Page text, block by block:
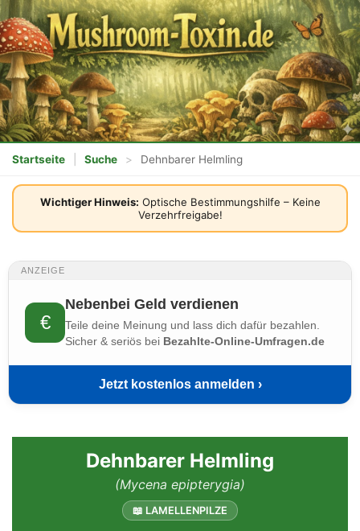
Startseite Suche > Dehnbarer Helmling
Wichtiger Hinweis: Optische Bestimmungshilfe – Keine
Verzehrfreigabe!
ANZEIGE
€
Nebenbei Geld verdienen
Teile deine Meinung und lass dich dafür bezahlen.
Sicher & seriös bei Bezahlte-Online-Umfragen.de
Jetzt kostenlos anmelden ›
Dehnbarer Helmling
(Mycena epipterygia)
📖 LAMELLENPILZE